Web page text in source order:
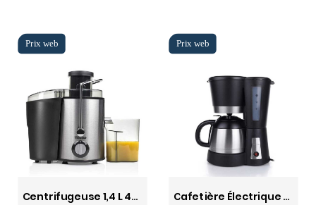
Centrifugeuse 1,4 L 400W TRISTAR Cafetière Électrique 800W TRISTAR